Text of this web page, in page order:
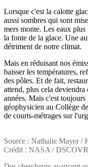
Lorsque c'est la calotte
aussi sombres qui sont
mers monte. Les eaux plus
la fonte de la glace. Une
détriment de notre climat.
Mais en réduisant nos
baisser les températures,
des pôles. Et de fait,
attend, plus cela
années. Mais c'est
géophysicien au Collège
de courts-métrages sur
Source : Nathalie Mayer /
Crédit : NASA / DSCOVR